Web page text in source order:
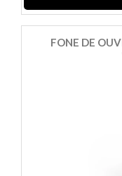
FONE DE